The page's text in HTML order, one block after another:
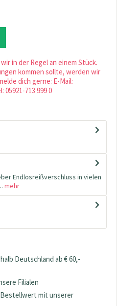
in der Regel an einem Stück.
kommen sollte, werden wir
dich gerne: E-Mail:
713 999 0
Endlosreißverschluss in vielen
mehr
Deutschland ab € 60,-
Filialen
mit unserer